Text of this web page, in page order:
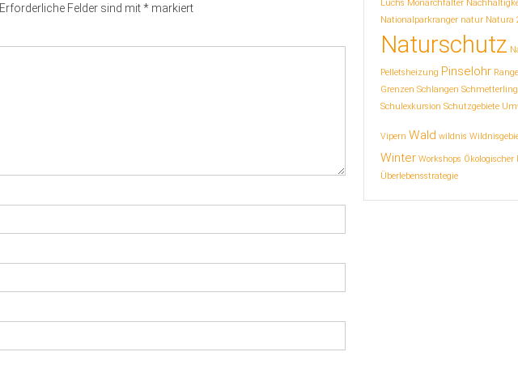
Erforderliche Felder sind mit* markiert
Luchs Monarchfalter
Nationalparkranger natur Natura
Naturschutz
Pelletsheizung Pinselohr
Grenzen Schlangen Schmetterling
Schulexkursion Schutzgebiete
Vipern Wald wildnis
Winter Workshops Ökologischer
Überlebensstrategie